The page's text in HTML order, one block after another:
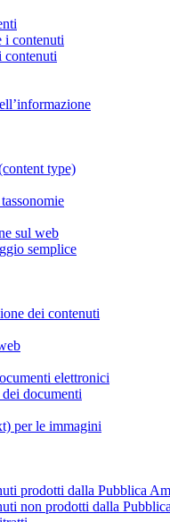
i contenuti
contenuti
type)
sul web
semplice
dei contenuti
elettronici
documenti
per le immagini
prodotti dalla Pubblica
non prodotti dalla